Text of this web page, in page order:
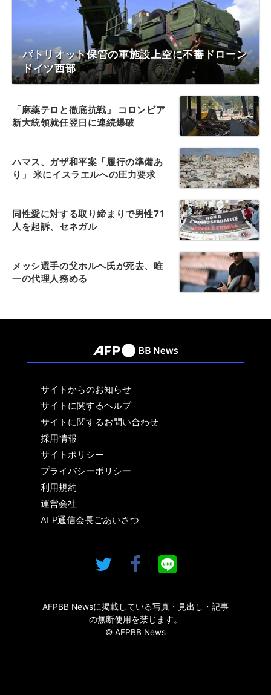
パトリオット保管の軍施設上空に不審ドローン
ドイツ西部
「麻薬テロと徹底抗戦」 コロンビア
新大統領就任翌日に連続爆破
ハマス、ガザ和平案「履行の準備あ
り」 米にイスラエルへの圧力要求
同性愛に対する取り締まりで男性71
人を起訴、セネガル
メッシ選手の父ホルヘ氏が死去、唯
一の代理人務める
サイトからのお知らせ
サイトに関するヘルプ
サイトに関するお問い合わせ
採用情報
サイトポリシー
プライバシーポリシー
利用規約
運営会社
AFP通信会長ごあいさつ
AFPBB Newsに掲載している写真・見出し・記事
の無断使用を禁じます。
© AFPBB News